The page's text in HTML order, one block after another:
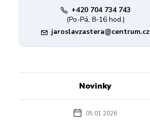
+420 704 734 743
(Po-Pá, 8-16 hod.)
jaroslavzastera@centrum.cz
Novinky
05.01.2026